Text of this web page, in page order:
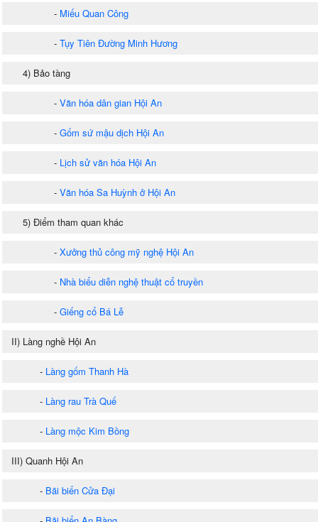
- Miếu Quan Công
- Tụy Tiên Đường Minh Hương
4) Bảo tàng
- Văn hóa dân gian Hội An
- Gốm sứ mậu dịch Hội An
- Lịch sử văn hóa Hội An
- Văn hóa Sa Huỳnh ở Hội An
5) Điểm tham quan khác
- Xưởng thủ công mỹ nghệ Hội An
- Nhà biểu diễn nghệ thuật cổ truyền
- Giếng cổ Bá Lễ
II) Làng nghề Hội An
- Làng gốm Thanh Hà
- Làng rau Trà Quế
- Làng mộc Kim Bồng
III) Quanh Hội An
- Bãi biển Cửa Đại